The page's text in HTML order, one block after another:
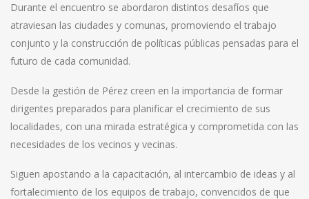
Durante el encuentro se abordaron distintos desafíos que
atraviesan las ciudades y comunas, promoviendo el trabajo
conjunto y la construcción de políticas públicas pensadas para el
futuro de cada comunidad.
Desde la gestión de Pérez creen en la importancia de formar
dirigentes preparados para planificar el crecimiento de sus
localidades, con una mirada estratégica y comprometida con las
necesidades de los vecinos y vecinas.
Siguen apostando a la capacitación, al intercambio de ideas y al
fortalecimiento de los equipos de trabajo, convencidos de que